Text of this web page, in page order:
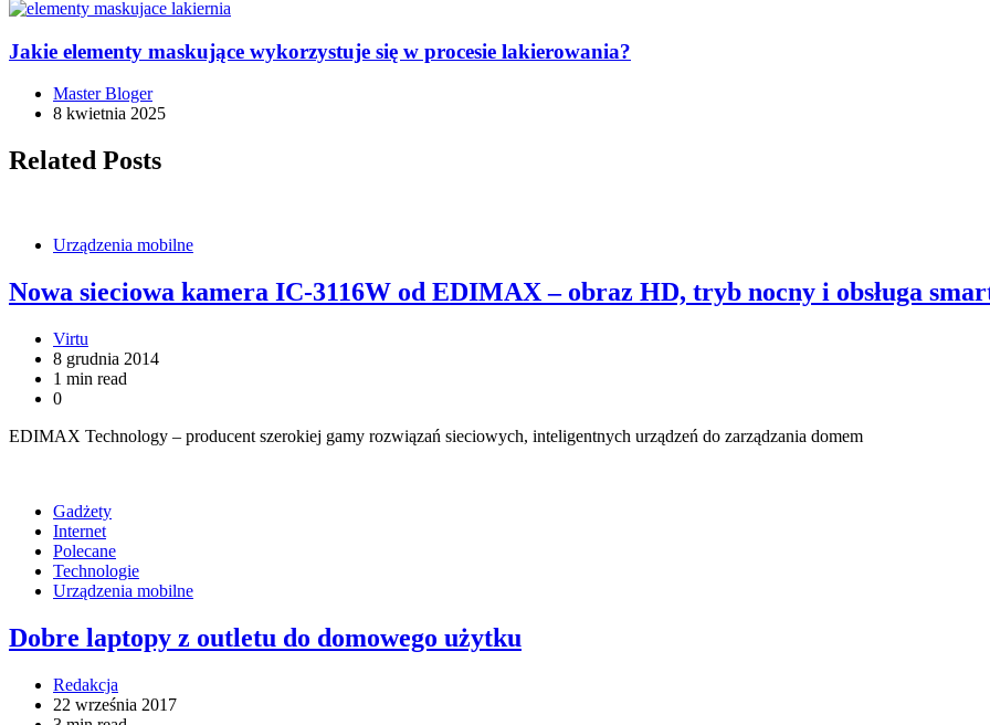
Jakie elementy maskujące wykorzystuje się w procesie lakierowania?
Master Bloger
8 kwietnia 2025
Related Posts
Urządzenia mobilne
Nowa sieciowa kamera IC-3116W od EDIMAX – obraz HD, tryb nocny i obsługa
Virtu
8 grudnia 2014
1 min read
0
EDIMAX Technology – producent szerokiej gamy rozwiązań sieciowych, inteligentnych urządzeń do zarządzania domem
Gadżety
Internet
Polecane
Technologie
Urządzenia mobilne
Dobre laptopy z outletu do domowego użytku
Redakcja
22 września 2017